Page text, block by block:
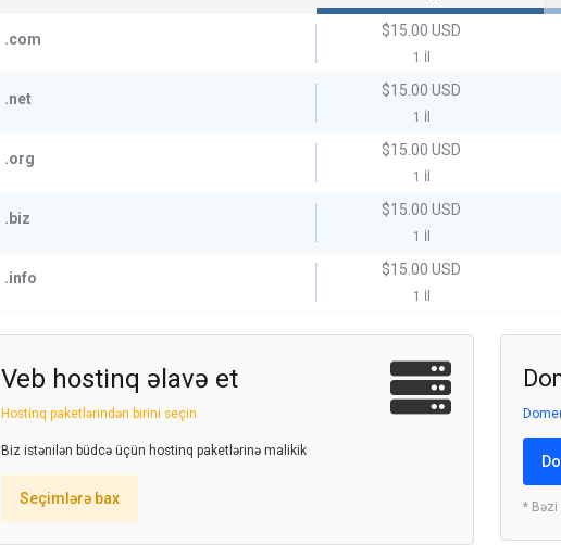
.com $15.00 USD
1 İl
.net $15.00 USD
1 İl
.org $15.00 USD
1 İl
.biz $15.00 USD
1 İl
.info $15.00 USD
1 İl
Veb hostinq əlavə et
Hostinq paketlərindən birini seçin
Biz istənilən büdcə üçün hostinq paketlərinə malikik
Seçimlərə bax * Bəzi